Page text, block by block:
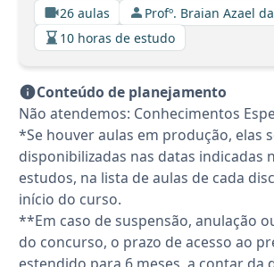
26 aulas
Profº. Braian Azael
10 horas de estudo
Conteúdo de planejamento
Não atendemos: Conhecimentos
*Se houver aulas em produção, elas
disponibilizadas nas datas indicadas
estudos, na lista de aulas de cada
início do curso.
**Em caso de suspensão, anulação
do concurso, o prazo de acesso ao